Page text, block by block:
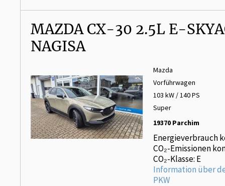
MAZDA CX-30 2.5L E-
NAGISA
Mazda
Vorführwagen
103 kW / 140 PS
Super
19370 Parchim
Energieverbrauch
CO₂-Emissionen
CO₂-Klasse: E
Information über
PKW